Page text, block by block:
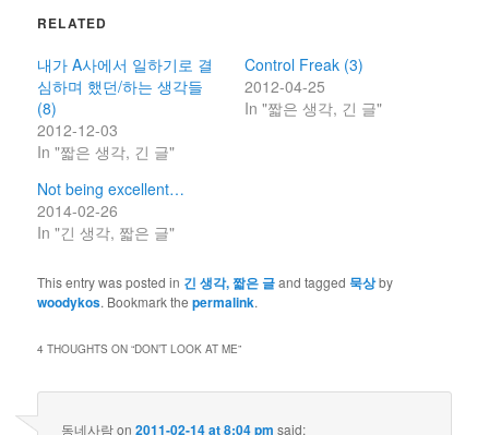
RELATED
내가 A사에서 일하기로 결
심하며 했던/하는 생각들
(8)
2012-12-03
In "짧은 생각, 긴 글"
Control Freak (3)
2012-04-25
In "짧은 생각, 긴 글"
Not being excellent…
2014-02-26
In "긴 생각, 짧은 글"
This entry was posted in 긴 생각, 짧은 글and tagged 묵상by
woodykos. Bookmark thepermalink.
4 THOUGHTS ON “DON’T LOOK AT ME”
동네사람on2011-02-14 at 8:04 pm said: